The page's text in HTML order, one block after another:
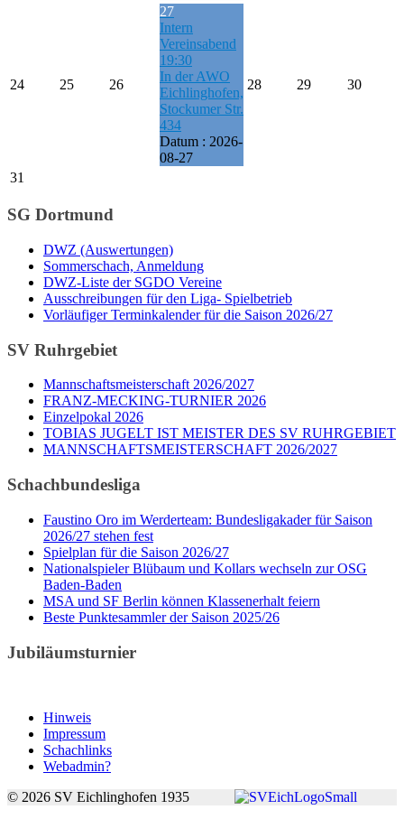
24 25 26
27
Intern
Vereinsabend
19:30
In der AWO
Eichlinghofen,
Stockumer Str.
434
Datum : 2026-
08-27
28 29 30
31
SG Dortmund
DWZ (Auswertungen)
Sommerschach, Anmeldung
DWZ-Liste der SGDO Vereine
Ausschreibungen für den Liga- Spielbetrieb
Vorläufiger Terminkalender für die Saison 2026/27
SV Ruhrgebiet
Mannschaftsmeisterschaft 2026/2027
FRANZ-MECKING-TURNIER 2026
Einzelpokal 2026
TOBIAS JUGELT IST MEISTER DES SV RUHRGEBIET
MANNSCHAFTSMEISTERSCHAFT 2026/2027
Schachbundesliga
Faustino Oro im Werderteam: Bundesligakader für Saison
2026/27 stehen fest
Spielplan für die Saison 2026/27
Nationalspieler Blübaum und Kollars wechseln zur OSG
Baden-Baden
MSA und SF Berlin können Klassenerhalt feiern
Beste Punktesammler der Saison 2025/26
Jubiläumsturnier
Hinweis
Impressum
Schachlinks
Webadmin?
© 2026 SV Eichlinghofen 1935